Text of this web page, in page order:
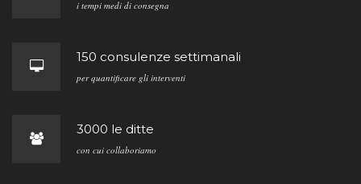
i tempi medi di consegna
150 consulenze settimanali
per quantificare gli interventi
3000 le ditte
con cui collaboriamo